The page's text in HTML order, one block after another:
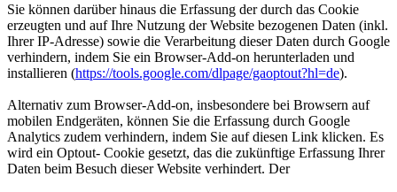
Sie können darüber hinaus die Erfassung der durch das Cookie
erzeugten und auf Ihre Nutzung der Website bezogenen Daten (inkl.
Ihrer IP-Adresse) sowie die Verarbeitung dieser Daten durch Google
verhindern, indem Sie ein Browser-Add-on herunterladen und
installieren (https://tools.google.com/dlpage/gaoptout?hl=de).
Alternativ zum Browser-Add-on, insbesondere bei Browsern auf
mobilen Endgeräten, können Sie die Erfassung durch Google
Analytics zudem verhindern, indem Sie auf diesen Link klicken. Es
wird ein Optout- Cookie gesetzt, das die zukünftige Erfassung Ihrer
Daten beim Besuch dieser Website verhindert. Der